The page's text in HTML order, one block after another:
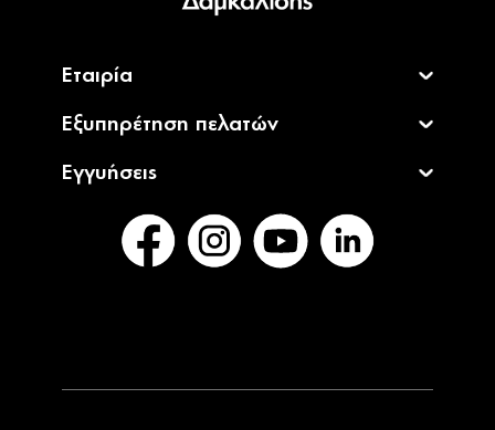
Εταιρία
Εξυπηρέτηση πελατών
Εγγυήσεις